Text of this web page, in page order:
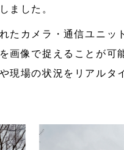
ました。
たカメラ・通信ユニッ
画像で捉えることが可
現場の状況をリアル